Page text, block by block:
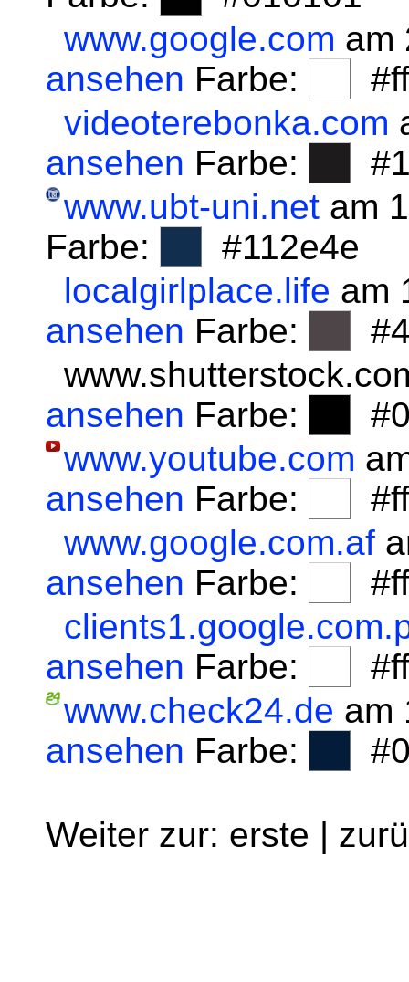
www.google.com am
ansehen Farbe:
videoterebonka.com
ansehen Farbe:
www.ubt-uni.net am
Farbe:
#112e4e
localgirlplace.life am
ansehen Farbe:
ansehen Farbe:
www.youtube.com
ansehen Farbe:
www.google.com.af
ansehen Farbe:
ansehen Farbe:
www.check24.de am
ansehen Farbe:
Weiter zur: erste |